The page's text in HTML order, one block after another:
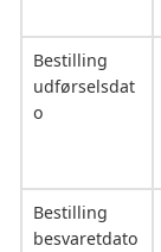
Bestilling
udførselsdat
o
Bestilling
besvaretdato